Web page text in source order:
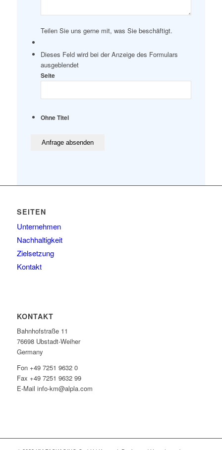
Teilen Sie uns gerne mit, was Sie beschäftigt.
Dieses Feld wird bei der Anzeige des Formulars
ausgeblendet
Seite
Ohne Titel
SEITEN
Unternehmen
Nachhaltigkeit
Zielsetzung
Kontakt
KONTAKT
Bahnhofstraße 11
76698 Ubstadt-Weiher
Germany
Fon +49 7251 9632 0
Fax +49 7251 9632 99
E-Mail info-km@alpla.com